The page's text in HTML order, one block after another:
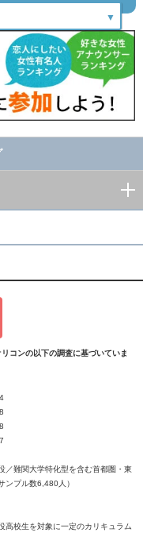
コンの以下の調査に基づいていま
／難関大学特化型を含む首都圏・東
ンプル数6,480人）
高校生を対象に一定のカリキュラム